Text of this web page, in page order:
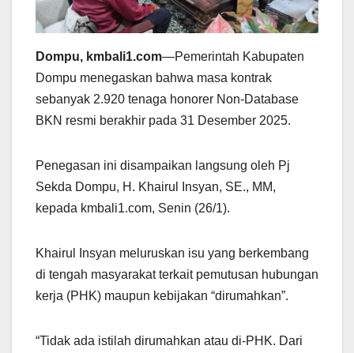
Dompu, kmbali1.com—Pemerintah Kabupaten
Dompu menegaskan bahwa masa kontrak
sebanyak 2.920 tenaga honorer Non-Database
BKN resmi berakhir pada 31 Desember 2025.
Penegasan ini disampaikan langsung oleh Pj
Sekda Dompu, H. Khairul Insyan, SE., MM,
kepada kmbali1.com, Senin (26/1).
Khairul Insyan meluruskan isu yang berkembang
di tengah masyarakat terkait pemutusan hubungan
kerja (PHK) maupun kebijakan “dirumahkan”.
“Tidak ada istilah dirumahkan atau di-PHK. Dari